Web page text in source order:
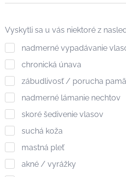
Vyskytli sa u vás niektoré z
nadmerné vypadávanie
chronická únava
zábudlivosť / porucha
nadmerné lámanie nechtov
skoré šedivenie vlasov
suchá koža
mastná pleť
akné / vyrážky